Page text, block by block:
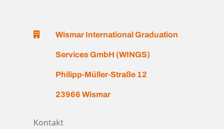
Wismar International Graduation
Services GmbH (WINGS)
Philipp-Müller-Straße 12
23966 Wismar
Kontakt